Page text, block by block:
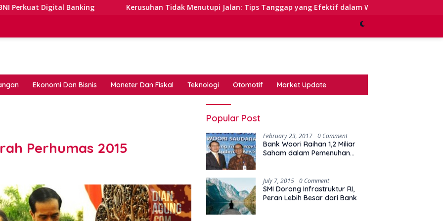
Banking Kerusuhan Tidak Menutupi Jalan: Tips Tanggap yang Efektif dalam Waktu Keterbatasan
Ekonomi Dan Bisnis Moneter Dan Fiskal Teknologi Otomotif Market Update
Perhumas 2015
Popular Post
February 23, 2017 0 Comment
Bank Woori Raihan 1,2 Miliar
Saham dalam Pemenuhan
July 7, 2015 0 Comment
SMI Dorong Infrastruktur RI,
Peran Lebih Besar dari Bank